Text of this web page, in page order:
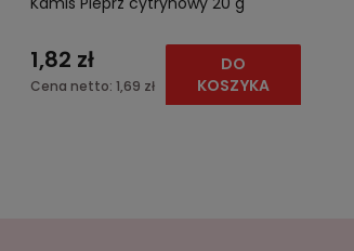
1,82 zł
Cena netto: 1,69 zł
DO
KOSZYKA